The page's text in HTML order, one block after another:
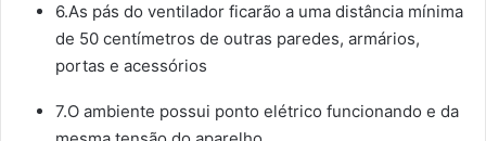
6.As pás do ventilador ficarão a uma distância mínima
de 50 centímetros de outras paredes, armários,
portas e acessórios
7.O ambiente possui ponto elétrico funcionando e da